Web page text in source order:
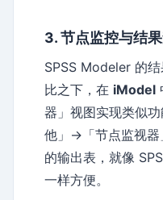
3. 节点监控与结
SPSS Modeler 的
比之下，在 iModel
器」视图实现类似
他」→「节点监视器
的输出表，就像
一样方便。